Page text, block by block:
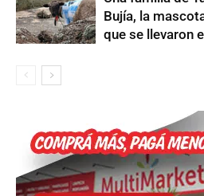
Bujía, la
que se llevaron